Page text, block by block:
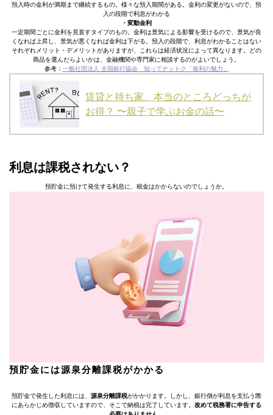
預入時の金利が満期まで継続するもの。様々な預入期間がある。金利の変更がないので、預
入の段階で利息がわかる
・変動金利
一定期間ごとに金利を見直すタイプのもの。金利は景気による影響を受けるので、景気が良
くなれば上昇し、景気が悪くなれば金利は下がる。預入の段階で、利息がわかることはない
それぞれメリット・デメリットがありますが、これらは経済状況によって異なります。どの
商品を選んだらよいかは、金融機関や専門家に相談するのがよいでしょう。
参考： 一般社団法人 全国銀行協会 知ってナットク「複利の魅力」
賃貸と持ち家、本当のところどっちが
お得？ 〜親子で学ぶお金の話〜
利息は課税されない？
預貯金に預けて発生する利息に、税金はかからないのでしょうか。
預貯金には源泉分離課税がかかる
預貯金で発生した利息には、 源泉分離課税がかかります。しかし、銀行側が利息を支払う際
にあらかじめ徴収していますので、そこで納税は完了しています。 改めて税務署に申告する